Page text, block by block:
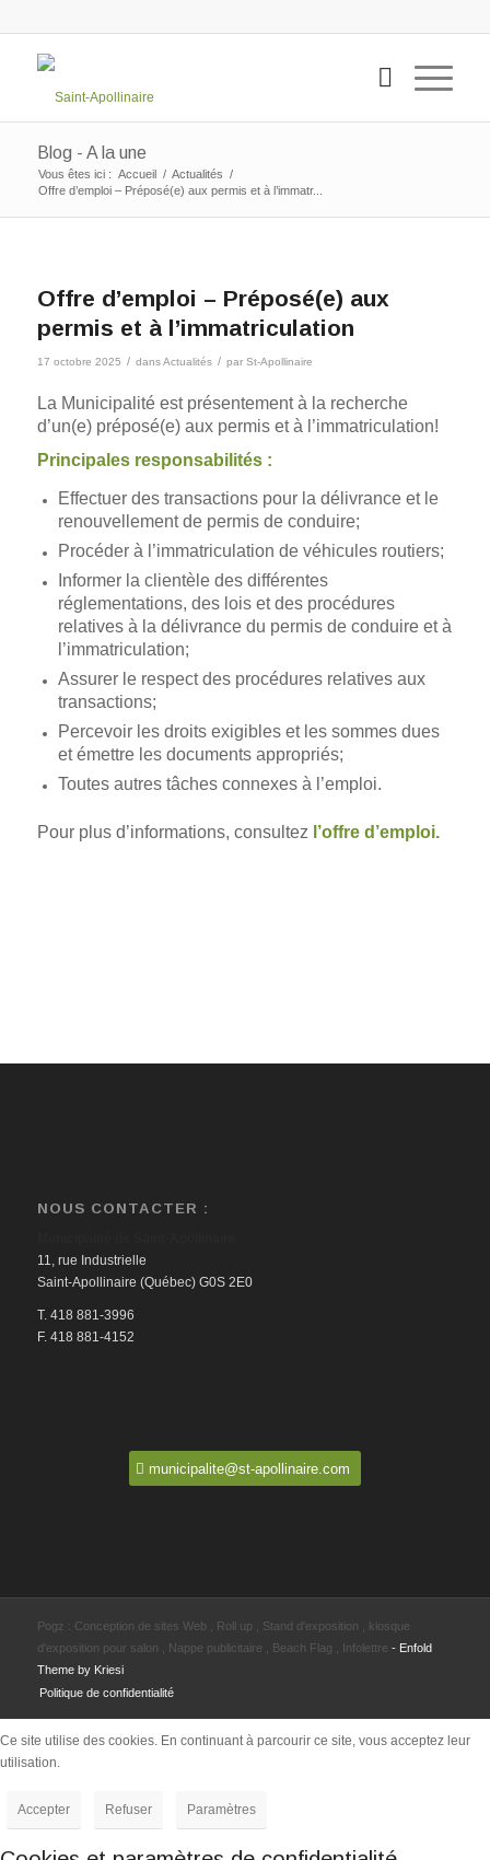
Blog - A la une
Vous êtes ici : Accueil / Actualités /
Offre d’emploi – Préposé(e) aux permis et à l’immatr...
Offre d’emploi – Préposé(e) aux
permis et à l’immatriculation
17 octobre 2025 / dansActualités / par St-Apollinaire
La Municipalité est présentement à la recherche
d’un(e) préposé(e) aux permis et à l’immatriculation!
Principales responsabilités :
Effectuer des transactions pour la délivrance et le
renouvellement de permis de conduire;
Procéder à l’immatriculation de véhicules routiers;
Informer la clientèle des différentes
réglementations, des lois et des procédures
relatives à la délivrance du permis de conduire et à
l’immatriculation;
Assurer le respect des procédures relatives aux
transactions;
Percevoir les droits exigibles et les sommes dues
et émettre les documents appropriés;
Toutes autres tâches connexes à l’emploi.
Pour plus d’informations, consultez l’offre d’emploi.
NOUS CONTACTER :
11, rue Industrielle
Saint-Apollinaire (Québec) G0S 2E0
T. 418 881-3996
F. 418 881-4152
municipalite@st-apollinaire.com
Pogz : Conception de sites Web Roll up Stand d'exposition
kiosque
d'exposition pour salon
Nappe publicitaire Beach Flag Infolettre - Enfold
Theme by Kriesi
Politique de confidentialité
Ce site utilise des cookies. En continuant à parcourir ce site, vous acceptez leur
utilisation.
Accepter Refuser Paramètres